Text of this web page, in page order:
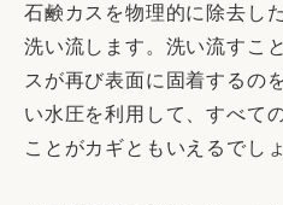
石鹸カスを物理的に除去し
洗い流します。洗い流すこ
スが再び表面に固着するの
い水圧を利用して、すべて
ことがカギともいえるでしょ